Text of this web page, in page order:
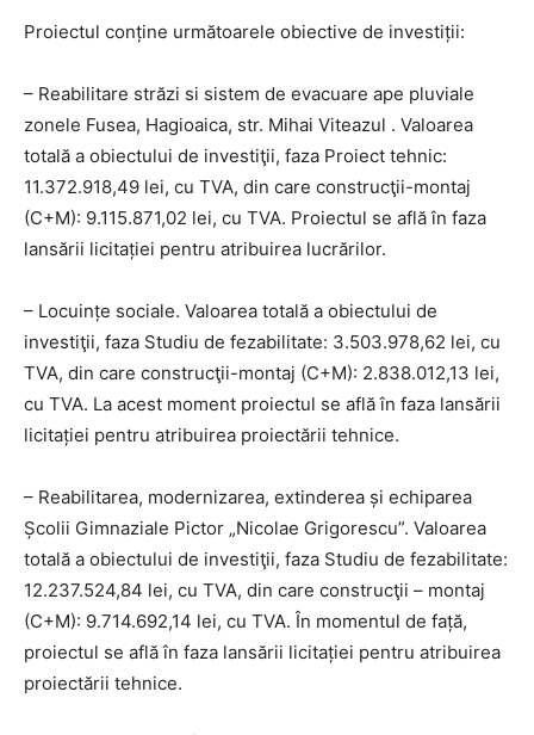
Proiectul conține următoarele obiective de investiții:
– Reabilitare străzi si sistem de evacuare ape pluviale
zonele Fusea, Hagioaica, str. Mihai Viteazul . Valoarea
totală a obiectului de investiţii, faza Proiect tehnic:
11.372.918,49 lei, cu TVA, din care construcţii-montaj
(C+M): 9.115.871,02 lei, cu TVA. Proiectul se află în faza
lansării licitației pentru atribuirea lucrărilor.
– Locuințe sociale. Valoarea totală a obiectului de
investiţii, faza Studiu de fezabilitate: 3.503.978,62 lei, cu
TVA, din care construcţii-montaj (C+M): 2.838.012,13 lei,
cu TVA. La acest moment proiectul se află în faza lansării
licitației pentru atribuirea proiectării tehnice.
– Reabilitarea, modernizarea, extinderea și echiparea
Școlii Gimnaziale Pictor „Nicolae Grigorescu”. Valoarea
totală a obiectului de investiţii, faza Studiu de fezabilitate:
12.237.524,84 lei, cu TVA, din care construcţii – montaj
(C+M): 9.714.692,14 lei, cu TVA. În momentul de față,
proiectul se află în faza lansării licitației pentru atribuirea
proiectării tehnice.